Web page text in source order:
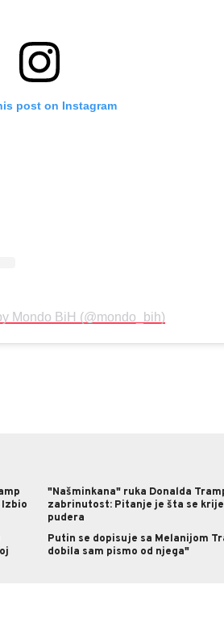
post on Instagram
Mondo BiH (@mondo_bih)
"Našminkana" ruka Donalda
zabrinutost: Pitanje je šta se
pudera
Putin se dopisuje sa Melanijom
dobila sam pismo od njega"